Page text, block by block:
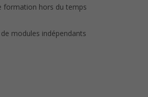
formation hors du temps
modules indépendants